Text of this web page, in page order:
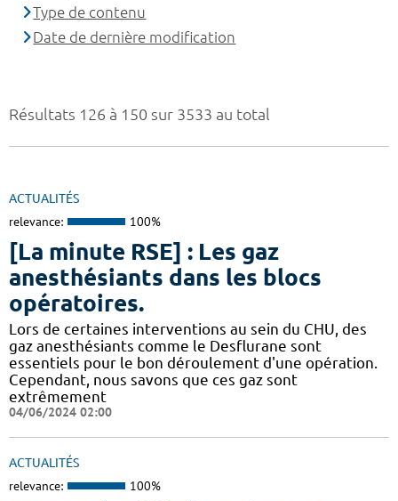
Résultats 126 à 150 sur 3533 au total
ACTUALITÉS
relevance: 100%
[La minute RSE] : Les gaz
anesthésiants dans les blocs
opératoires.
​​Lors de certaines interventions au sein du CHU, des
gaz anesthésiants comme le Desflurane sont
essentiels pour le bon déroulement d'une opération.
Cependant, nous savons que ces gaz sont
extrêmement
04/06/2024 02:00
ACTUALITÉS
relevance: 100%
Type de contenu
Date de dernière modification